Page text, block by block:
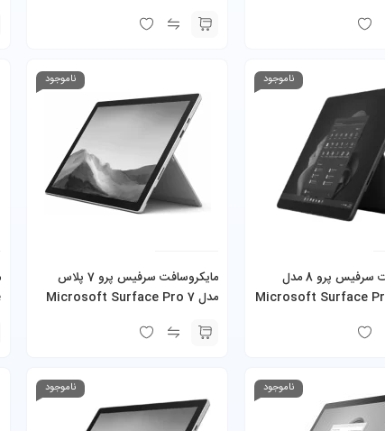
و شارژر
همراه کیبورد و شارژر
ناموجود
مایکروسافت سرفیس پرو 8 مدل
Microsoft Surface
و شارژر
ناموجود
مایکروسافت سرفیس پرو 7 پلاس
مدل Microsoft Surface Pro 7
256GB SSD به همراه کیبورد و شارژر
ناموجود ناموجود